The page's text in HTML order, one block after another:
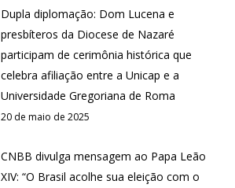
Dupla diplomação: Dom Lucena e
presbíteros da Diocese de Nazaré
participam de cerimônia histórica que
celebra afiliação entre a Unicap e a
Universidade Gregoriana de Roma
20 de maio de 2025
CNBB divulga mensagem ao Papa Leão
XIV: “O Brasil acolhe sua eleição com o